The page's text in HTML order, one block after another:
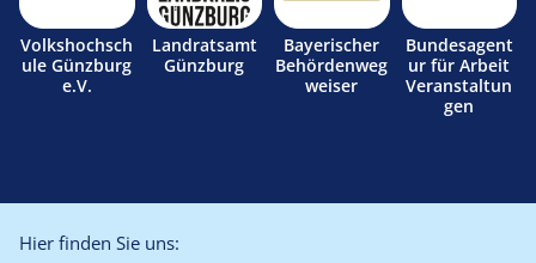
Volkshochsch
ule Günzburg
e.V.
Landratsamt
Günzburg
Bayerischer
Behördenweg
weiser
Bundesagent
ur für Arbeit
Veranstaltun
gen
Hier finden Sie uns: